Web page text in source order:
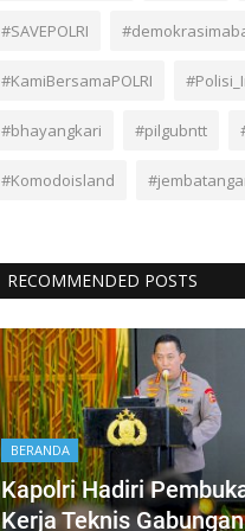
#SAVEPOLRI
#KamiBersamaPOLRI
#bhayangkari #pilgubntt
#Komodoisland
RECOMMENDED POSTS
BERANDA
Kapolri Hadiri
Kerja Teknis